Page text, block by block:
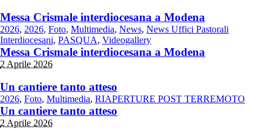
Messa Crismale interdiocesana a Modena
2026, 2026, Foto, Multimedia, News, News Uffici Pastorali
Interdiocesani, PASQUA, Videogallery
Messa Crismale interdiocesana a Modena
2 Aprile 2026
Un cantiere tanto atteso
2026, Foto, Multimedia, RIAPERTURE POST TERREMOTO
Un cantiere tanto atteso
2 Aprile 2026